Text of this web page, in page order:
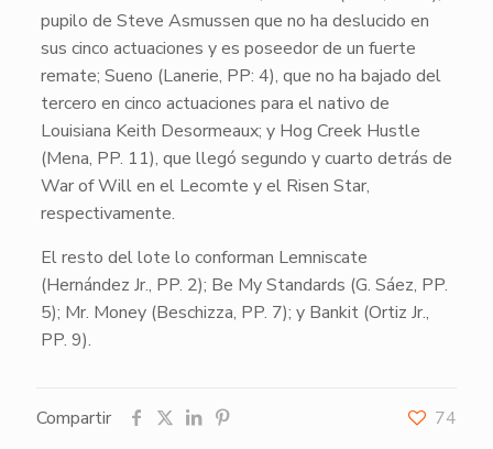
pupilo de Steve Asmussen que no ha deslucido en
sus cinco actuaciones y es poseedor de un fuerte
remate; Sueno (Lanerie, PP: 4), que no ha bajado del
tercero en cinco actuaciones para el nativo de
Louisiana Keith Desormeaux; y Hog Creek Hustle
(Mena, PP. 11), que llegó segundo y cuarto detrás de
War of Willen el Lecomte y el Risen Star,
respectivamente.
El resto del lote lo conforman Lemniscate
(Hernández Jr., PP. 2); Be My Standards (G. Sáez, PP.
5); Mr. Money(Beschizza, PP. 7); y Bankit (Ortiz Jr.,
PP. 9).
Compartir 74